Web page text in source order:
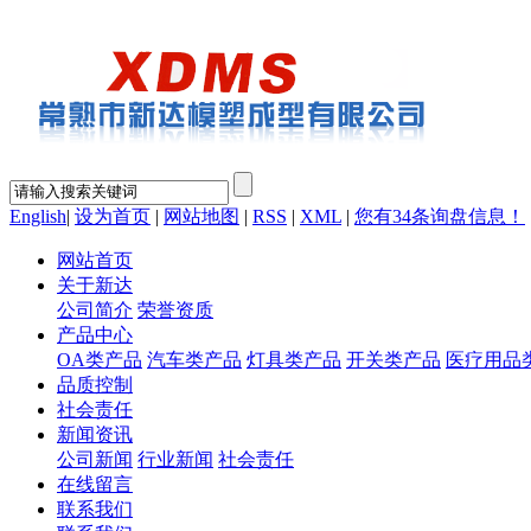
English| 设为首页 | 网站地图 | RSS | XML | 您有34条询盘信息！
网站首页
关于新达
公司简介 荣誉资质
产品中心
OA类产品 汽车类产品 灯具类产品 开关类产品 医疗用品
品质控制
社会责任
新闻资讯
公司新闻 行业新闻 社会责任
在线留言
联系我们